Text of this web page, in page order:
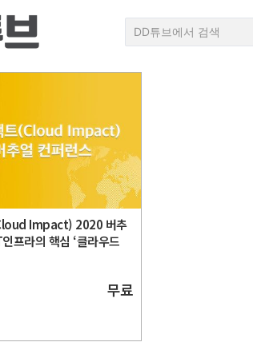
Impact) 2020 버추
프라의 핵심 ‘클라우드
무료